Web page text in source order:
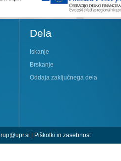
Dela
Iskanje
Brskanje
Oddaja zaključnega dela
rup@upr.si | Piškotki in zasebnost